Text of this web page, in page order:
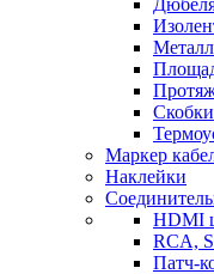
Скобки
Маркер
Наклейки
HDMI
RCA,
Патч-